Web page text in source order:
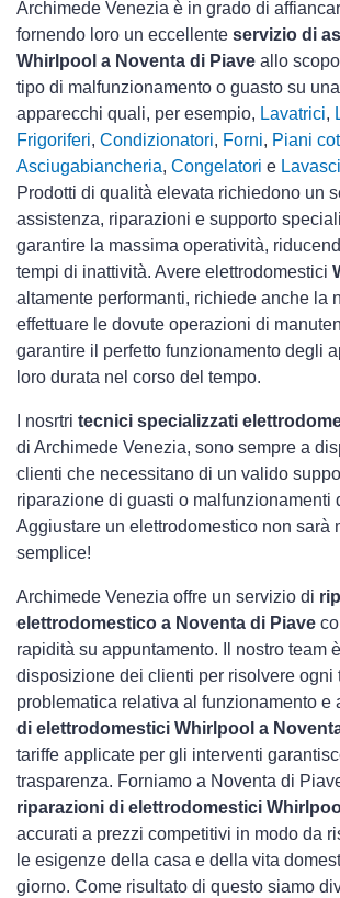
Archimede Venezia è in grado di
fornendo loro un eccellente servizio di
Whirlpool a Noventa di Piave allo
tipo di malfunzionamento o guasto su
apparecchi quali, per esempio, Lavatrici,
Frigoriferi, Condizionatori, Forni, Piani
Asciugabiancheria, Congelatori e
Prodotti di qualità elevata richiedono un
assistenza, riparazioni e supporto
garantire la massima operatività,
tempi di inattività. Avere elettrodomestici
altamente performanti, richiede anche la
effettuare le dovute operazioni di
garantire il perfetto funzionamento degli
loro durata nel corso del tempo.
I nosrtri tecnici specializzati
di Archimede Venezia, sono sempre a
clienti che necessitano di un valido
riparazione di guasti o malfunzionamenti
Aggiustare un elettrodomestico non sarà
semplice!
Archimede Venezia offre un servizio di
elettrodomestico a Noventa di Piave
rapidità su appuntamento. Il nostro team
disposizione dei clienti per risolvere ogni
problematica relativa al funzionamento e
di elettrodomestici Whirlpool a
tariffe applicate per gli interventi
trasparenza. Forniamo a Noventa di
riparazioni di elettrodomestici
accurati a prezzi competitivi in modo da
le esigenze della casa e della vita
giorno. Come risultato di questo siamo